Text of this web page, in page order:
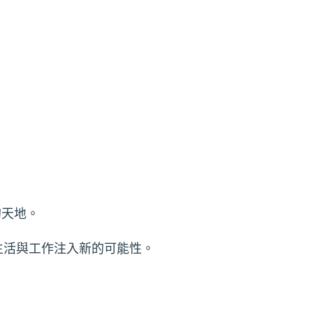
地。
與工作注入新的可能性。